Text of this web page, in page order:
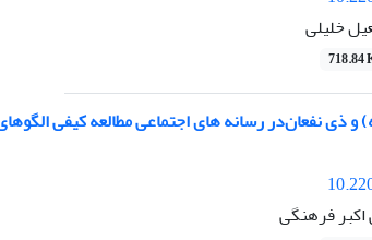
خلیلی
718.84
و ذی نفعان‌در رسانه های اجتماعی مطالعه کیفی
اکبر فرهنگی